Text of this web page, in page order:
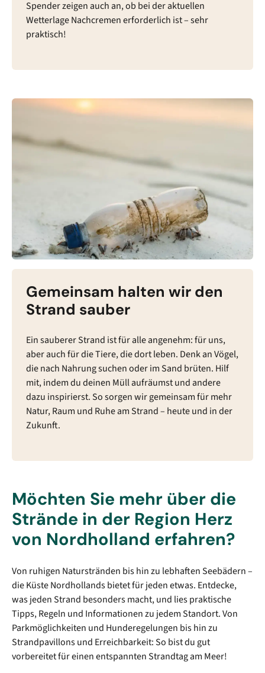
Spender zeigen auch an, ob bei der aktuellen
Wetterlage Nachcremen erforderlich ist – sehr
praktisch!
Gemeinsam halten wir den
Strand sauber
Ein sauberer Strand ist für alle angenehm: für uns,
aber auch für die Tiere, die dort leben. Denk an Vögel,
die nach Nahrung suchen oder im Sand brüten. Hilf
mit, indem du deinen Müll aufräumst und andere
dazu inspirierst. So sorgen wir gemeinsam für mehr
Natur, Raum und Ruhe am Strand – heute und in der
Zukunft.
Möchten Sie mehr über die
Strände in der Region Herz
von Nordholland erfahren?
Von ruhigen Naturstränden bis hin zu lebhaften Seebädern –
die Küste Nordhollands bietet für jeden etwas. Entdecke,
was jeden Strand besonders macht, und lies praktische
Tipps, Regeln und Informationen zu jedem Standort. Von
Parkmöglichkeiten und Hunderegelungen bis hin zu
Strandpavillons und Erreichbarkeit: So bist du gut
vorbereitet für einen entspannten Strandtag am Meer!